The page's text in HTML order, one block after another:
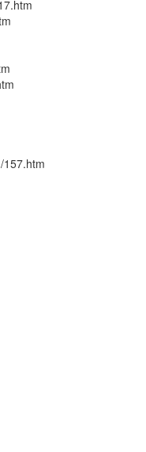
/157.htm